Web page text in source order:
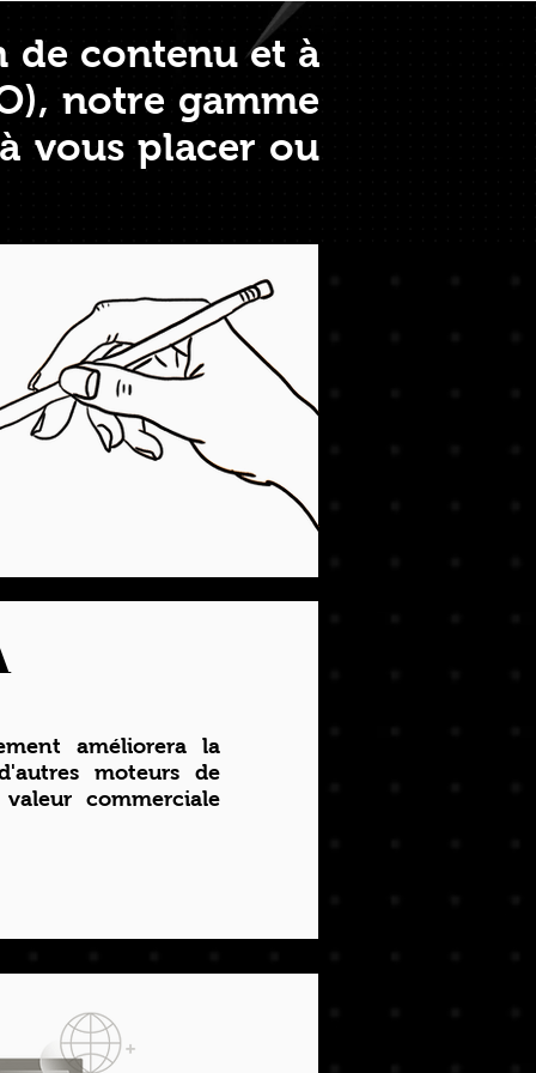
de contenu et à
notre gamme
vous placer ou
améliorera la
moteurs de
commerciale